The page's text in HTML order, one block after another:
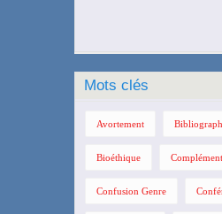
Mots clés
Avortement
Bioéthique
Confusion Genre